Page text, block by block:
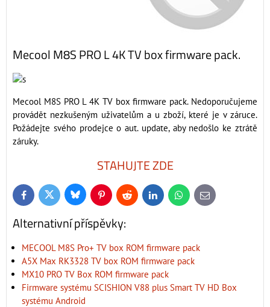
Mecool M8S PRO L 4K TV box firmware pack.
Mecool M8S PRO L 4K TV box firmware pack. Nedoporučujeme
provádět nezkušeným uživatelům a u zboží, které je v záruce.
Požádejte svého prodejce o aut. update, aby nedošlo ke ztrátě
záruky.
STAHUJTE ZDE
FacebookTwitter BlueskyPinterestReddit LinkedInWhatsApp
E-
mail
Alternativní příspěvky:
MECOOL M8S Pro+ TV box ROM firmware pack
A5X Max RK3328 TV box ROM firmware pack
MX10 PRO TV Box ROM firmware pack
Firmware systému SCISHION V88 plus Smart TV HD Box
systému Android